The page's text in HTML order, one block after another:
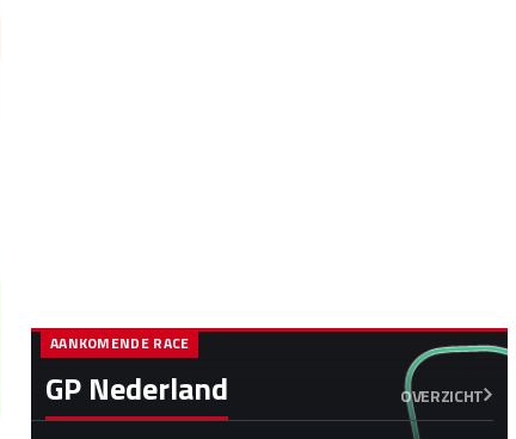
GP Nederland OVERZICHT
AANKOMENDE RACE